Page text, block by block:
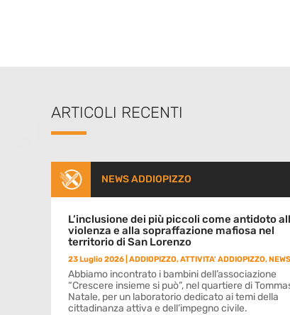
ARTICOLI RECENTI
NEWS ADDIOPIZZO
L’inclusione dei più piccoli come antidoto
violenza e alla sopraffazione mafiosa nel
territorio di San Lorenzo
23 Luglio 2026 ADDIOPIZZO,ATTIVITA' ADDIOPIZZO,NEWS
Abbiamo incontrato i bambini dell’associazione
“Crescere insieme si può”, nel quartiere di
Natale, per un laboratorio dedicato ai temi della
cittadinanza attiva e dell’impegno civile.